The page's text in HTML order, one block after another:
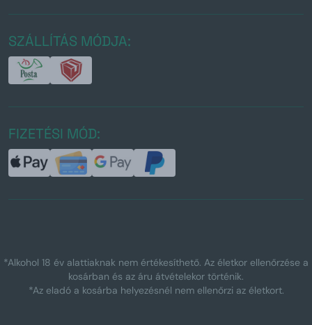
SZÁLLÍTÁS MÓDJA:
FIZETÉSI MÓD:
*Alkohol 18 év alattiaknak nem értékesíthető. Az életkor ellenőrzése a
kosárban és az áru átvételekor történik.
*Az eladó a kosárba helyezésnél nem ellenőrzi az életkort.